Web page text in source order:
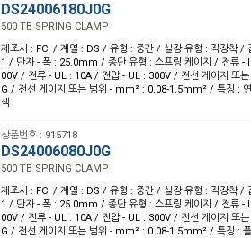
DS24006180J0G
500 TB SPRING CLAMP
제조사 : FCI / 계열 : DS / 유형 : 중간 / 실장 유형 : 직장착 /
1 / 단자 - 폭 : 25.0mm / 종단 유형 : 스프링 케이지 / 전류 -
00V / 전류 - UL : 10A / 전압 - UL : 300V / 전선 게이지 또
G / 전선 게이지 또는 범위 - mm² : 0.08-1.5mm² / 특징 :
색
상품번호 : 915718
DS24006080J0G
500 TB SPRING CLAMP
제조사 : FCI / 계열 : DS / 유형 : 중간 / 실장 유형 : 직장착 /
1 / 단자 - 폭 : 25.0mm / 종단 유형 : 스프링 케이지 / 전류 -
00V / 전류 - UL : 10A / 전압 - UL : 300V / 전선 게이지 또
G / 전선 게이지 또는 범위 - mm² : 0.08-1.5mm² / 특징 :